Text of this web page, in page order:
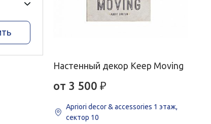
Настенный декор Keep Moving
от 3 500 ₽
Apriori decor & accessories 1 этаж,
сектор 10